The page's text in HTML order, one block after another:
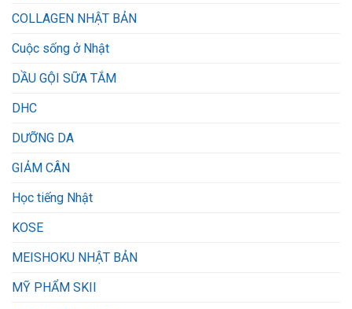
COLLAGEN NHẬT BẢN
Cuộc sống ở Nhật
DẦU GỘI SỮA TẮM
DHC
DƯỠNG DA
GIẢM CÂN
Học tiếng Nhật
KOSE
MEISHOKU NHẬT BẢN
MỸ PHẨM SKII